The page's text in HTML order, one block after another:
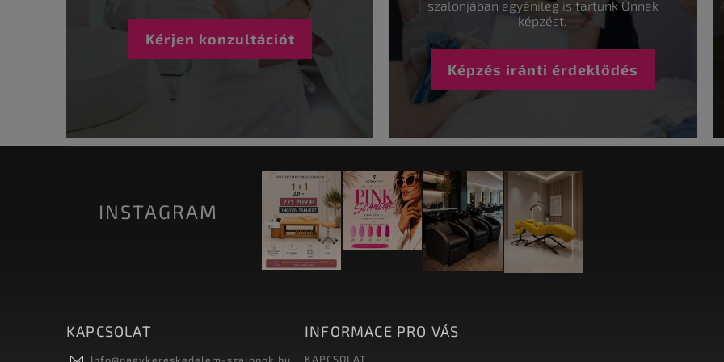
Kérjen konzultációt
szalonjában egyénileg is tartunk Önnek
képzést.
Képzés iránti érdeklődés
INSTAGRAM
KAPCSOLAT INFORMACE PRO VÁS
KAPCSOLAT